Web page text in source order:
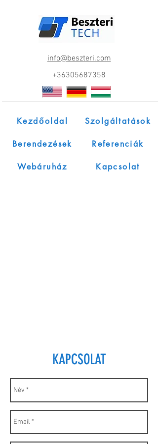
info@beszteri.com
+36305687358
Kezdőoldal
Berendezések
Webáruház
Szolgáltatások
Referenciák
Kapcsolat
KAPCSOLAT